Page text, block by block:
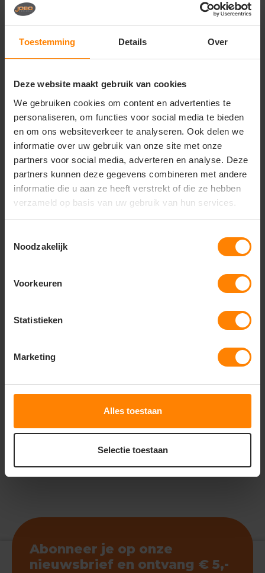
Toestemming Details Over
Deze website maakt gebruik van cookies
We gebruiken cookies om content en advertenties te
personaliseren, om functies voor social media te bieden
en om ons websiteverkeer te analyseren. Ook delen we
informatie over uw gebruik van onze site met onze
partners voor social media, adverteren en analyse. Deze
partners kunnen deze gegevens combineren met andere
informatie die u aan ze heeft verstrekt of die ze hebben
verzameld op basis van uw gebruik van hun services.
Noodzakelijk
Voorkeuren
Statistieken
Marketing
Alles toestaan
Selectie toestaan
Vragen? Neem contact
op met onze
call +31(0)418 511 972
mail info@jobopromotions.nl
store Bezoek onze showroom:
Provincialeweg 59 - Velddriel
Dit vind je misschien ook leuk
Items van productcarrousel
ROLY
PERSONALISEER
Abonneer je op onze
nieuwsbrief en ontvang € 5,-